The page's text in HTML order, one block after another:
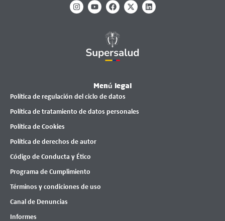
Menú legal
Política de regulación del ciclo de datos
Política de tratamiento de datos personales
Política de Cookies
Política de derechos de autor
Código de Conducta y Ético
Programa de Cumplimiento
Términos y condiciones de uso
Canal de Denuncias
Informes